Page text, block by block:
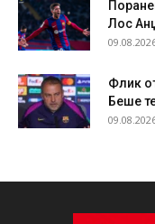
Лос
Флик
Беше